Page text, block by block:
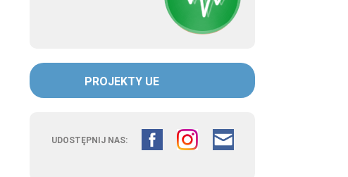
PROJEKTY UE
UDOSTĘPNIJ NAS: